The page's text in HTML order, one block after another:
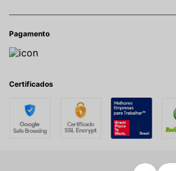
Pagamento
Certificados